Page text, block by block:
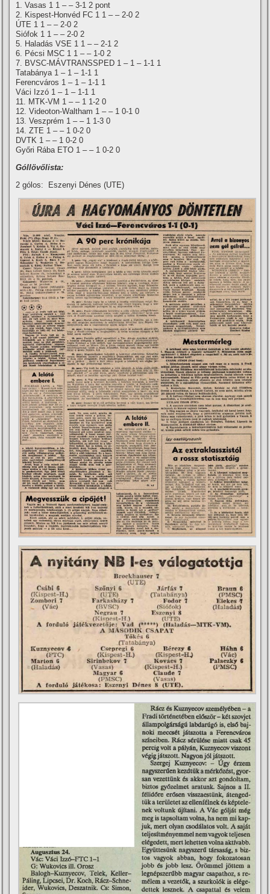
1. Vasas 1 1 – – 3-1 2 pont
2. Kispest-Honvéd FC 1 1 – – 2-0 2
ÚTE 1 1 – – 2-0 2
Siófok 1 1 – – 2-0 2
5. Haladás VSE 1 1 – – 2-1 2
6. Pécsi MSC 1 1 – – 1-0 2
7. BVSC-MÁVTRANSSPED 1 – 1 – 1-1 1
Tatabánya 1 – 1 – 1-1 1
Ferencváros 1 – 1 – 1-1 1
Váci Izzó 1 – 1 – 1-1 1
11. MTK-VM 1 – – 1 1-2 0
12. Videoton-Waltham 1 – – 1 0-1 0
13. Veszprém 1 – – 1 1-3 0
14. ZTE 1 – – 1 0-2 0
DVTK 1 – – 1 0-2 0
Győri Rába ETO 1 – – 1 0-2 0
Góllövőlista:
2 gólos: Eszenyi Dénes (UTE)